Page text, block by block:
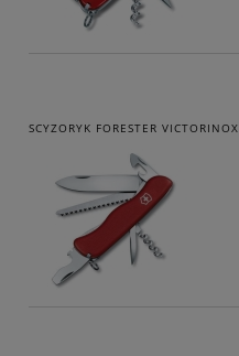
SCYZORYK FORESTER VICTORINOX